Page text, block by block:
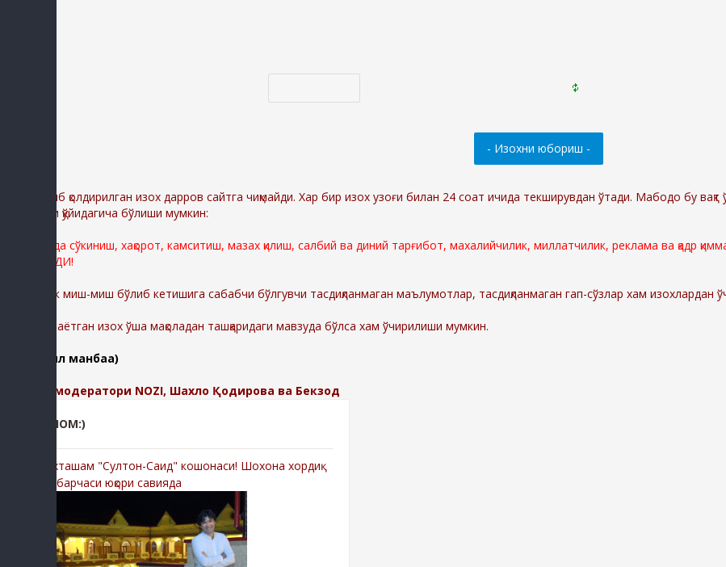
Ёзиб қолдирилган изох дарров сайтга чиқмайди. Хар бир изох узоғи билан 24 соат ичида текширувдан ўтади. Мабодо бу
сабаблари қўйидагича бўлиши мумкин:
Сайтимизда сўкиниш, хақорот, камситиш, мазах қилиш, салбий ва диний тарғибот, махалийчилик, миллатчилик, реклама ва қадр
ЎЧИРИЛАДИ!
Шунингдек миш-миш бўлиб кетишига сабабчи бўлгувчи тасдиқланмаган маълумотлар, тасдиқланмаган гап-сўзлар хам изохлардан
-Қолдирилаётган изох ўша мақоладан ташқаридаги мавзуда бўлса хам ўчирилиши мумкин.
(батафсил манбаа)
Изохлар модератори NOZI, Шахло Қодирова ва Бекзод
РЕКЛОМ:)
-Мухташам "Султон-Саид" кошонаси! Шохона хордиқ
учун барчаси юқори савияда